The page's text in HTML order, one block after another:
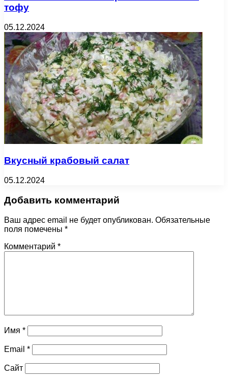
тофу
05.12.2024
Вкусный крабовый салат
05.12.2024
Добавить комментарий
Ваш адрес email не будет опубликован. Обязательные
поля помечены *
Комментарий *
Имя *
Email *
Сайт